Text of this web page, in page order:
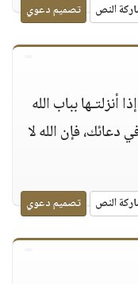
النص تصميم دعوي
بباب الله
دعائك، فإن الله لا
النص تصميم دعوي